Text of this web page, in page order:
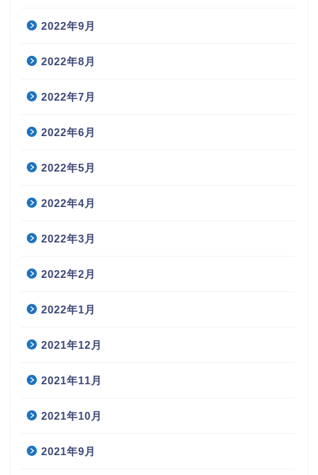
2022年9月
2022年8月
2022年7月
2022年6月
2022年5月
2022年4月
2022年3月
2022年2月
2022年1月
2021年12月
2021年11月
2021年10月
2021年9月